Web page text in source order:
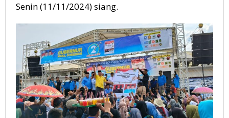
Senin (11/11/2024) siang.